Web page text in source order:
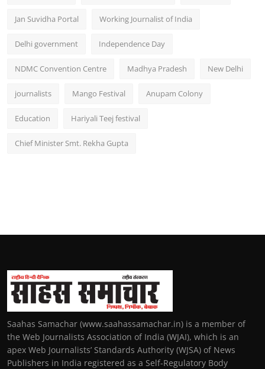
Jan Suvidha Portal Working Journalist of India
Delhi government Independence Day
NDMC Convention Centre Madhya Pradesh New Delhi
journalists Mango Festival Anupam Colony
Education Hariyali Teej festival
Chief Minister Smt. Rekha Gupta
Saahas Samachar (www.saahassamachar.in) is a member of
the Web Journalists Association of India (WJAI), which is an
apex Web Journalists’ Standards Authority (WJSA) of News
Publishers in India registered as a Self-Regulatory Body